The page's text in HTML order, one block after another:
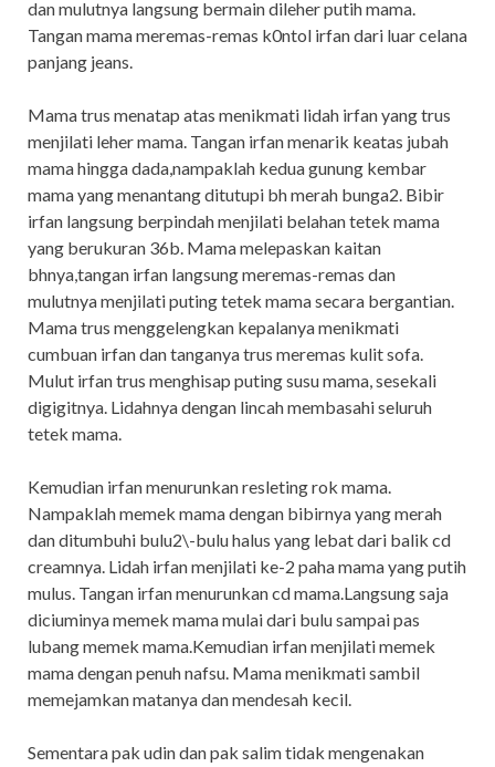
dan mulutnya langsung bermain dileher putih mama.
Tangan mama meremas-remas k0ntol irfan dari luar celana
panjang jeans.
Mama trus menatap atas menikmati lidah irfan yang trus
menjilati leher mama. Tangan irfan menarik keatas jubah
mama hingga dada,nampaklah kedua gunung kembar
mama yang menantang ditutupi bh merah bunga2. Bibir
irfan langsung berpindah menjilati belahan tetek mama
yang berukuran 36b. Mama melepaskan kaitan
bhnya,tangan irfan langsung meremas-remas dan
mulutnya menjilati puting tetek mama secara bergantian.
Mama trus menggelengkan kepalanya menikmati
cumbuan irfan dan tanganya trus meremas kulit sofa.
Mulut irfan trus menghisap puting susu mama, sesekali
digigitnya. Lidahnya dengan lincah membasahi seluruh
tetek mama.
Kemudian irfan menurunkan resleting rok mama.
Nampaklah memek mama dengan bibirnya yang merah
dan ditumbuhi bulu2\-bulu halus yang lebat dari balik cd
creamnya. Lidah irfan menjilati ke-2 paha mama yang putih
mulus. Tangan irfan menurunkan cd mama.Langsung saja
diciuminya memek mama mulai dari bulu sampai pas
lubang memek mama.Kemudian irfan menjilati memek
mama dengan penuh nafsu. Mama menikmati sambil
memejamkan matanya dan mendesah kecil.
Sementara pak udin dan pak salim tidak mengenakan